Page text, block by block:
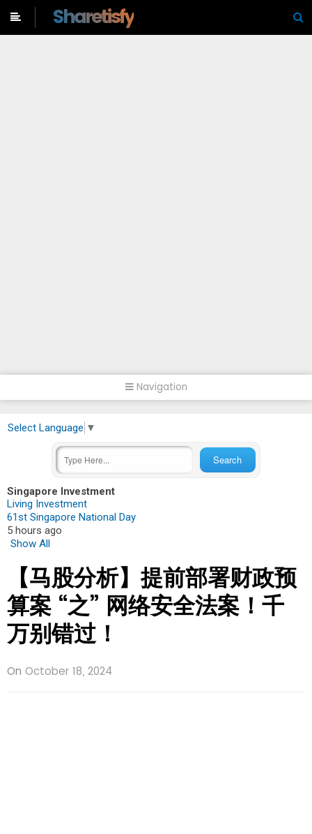
Sharetisfy
Navigation
Select Language ▼
Singapore Investment
Living Investment
61st Singapore National Day
5 hours ago
Show All
【马股分析】提前部署财政预
算案 “之” 网络安全法案！千
万别错过！
On October 18, 2024